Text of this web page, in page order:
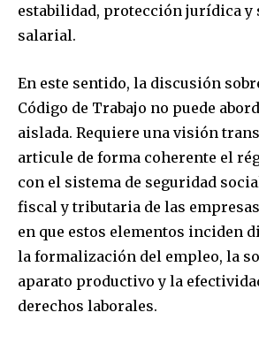
estabilidad, protección jurídica y
salarial.
En este sentido, la discusión
Código de Trabajo no puede
aislada. Requiere una visión
articule de forma coherente el
con el sistema de seguridad
fiscal y tributaria de las
en que estos elementos inciden
la formalización del empleo, la
aparato productivo y la
derechos laborales.